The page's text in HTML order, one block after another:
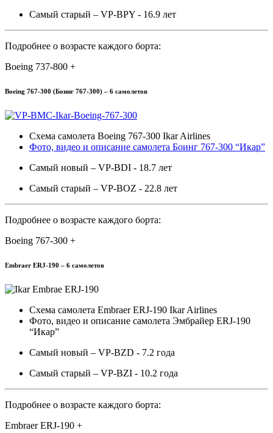
Самый старый – VP-BPY - 16.9 лет
Подробнее о возрасте каждого борта:
Boeing 737-800 +
Boeing 767-300 (Боинг 767-300) – 6 самолетов
Схема самолета Boeing 767-300 Ikar Airlines
Фото, видео и описание самолета Боинг 767-300 “Икар”
Самый новый – VP-BDI - 18.7 лет
Самый старый – VP-BOZ - 22.8 лет
Подробнее о возрасте каждого борта:
Boeing 767-300 +
Embraer ERJ-190 – 6 самолетов
Схема самолета Embraer ERJ-190 Ikar Airlines
Фото, видео и описание самолета Эмбрайер ERJ-190
“Икар”
Самый новый – VP-BZD - 7.2 года
Самый старый – VP-BZI - 10.2 года
Подробнее о возрасте каждого борта:
Embraer ERJ-190 +